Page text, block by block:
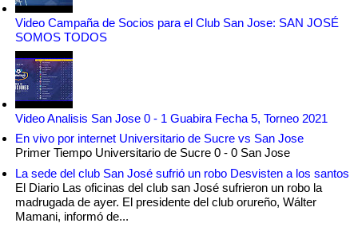
Video Campaña de Socios para el Club San Jose: SAN JOSÉ
SOMOS TODOS
Video Analisis San Jose 0 - 1 Guabira Fecha 5, Torneo 2021
En vivo por internet Universitario de Sucre vs San Jose
Primer Tiempo Universitario de Sucre 0 - 0 San Jose
La sede del club San José sufrió un robo Desvisten a los santos
El Diario Las oficinas del club san José sufrieron un robo la
madrugada de ayer. El presidente del club orureño, Wálter
Mamani, informó de...